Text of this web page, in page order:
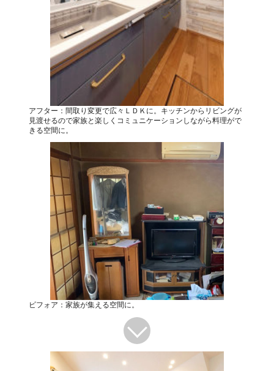
アフター：間取り変更で広々ＬＤＫに。キッチンからリビングが
見渡せるので家族と楽しくコミュニケーションしながら料理がで
きる空間に。
ビフォア：家族が集える空間に。